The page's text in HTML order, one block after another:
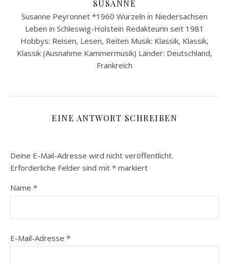
SUSANNE
Susanne Peyronnet *1960 Wurzeln in Niedersachsen
Leben in Schleswig-Holstein Redakteurin seit 1981
Hobbys: Reisen, Lesen, Reiten Musik: Klassik, Klassik,
Klassik (Ausnahme Kammermusik) Länder: Deutschland,
Frankreich
EINE ANTWORT SCHREIBEN
Deine E-Mail-Adresse wird nicht veröffentlicht.
Erforderliche Felder sind mit * markiert
Name *
E-Mail-Adresse *